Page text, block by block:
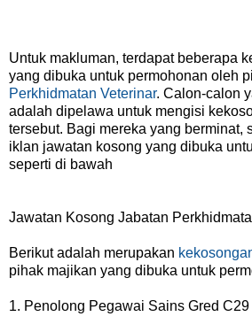
Untuk makluman, terdapat beberapa
yang dibuka untuk permohonan oleh
Perkhidmatan Veterinar. Calon-calon
adalah dipelawa untuk mengisi
tersebut. Bagi mereka yang berminat,
iklan jawatan kosong yang dibuka
seperti di bawah
Jawatan Kosong Jabatan
Berikut adalah merupakan
pihak majikan yang dibuka untuk
1. Penolong Pegawai Sains Gred C29